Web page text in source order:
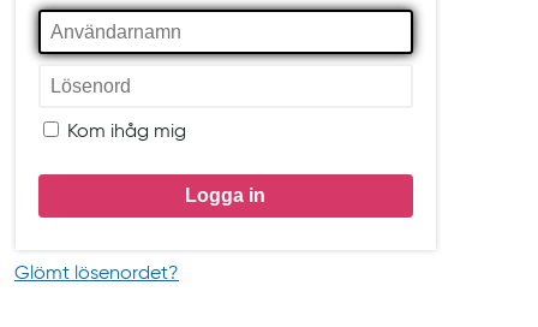
Användarnamn
Kom ihåg mig
Glömt lösenordet?